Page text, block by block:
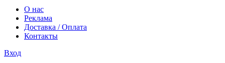
О нас
Реклама
Доставка / Оплата
Контакты
Вход